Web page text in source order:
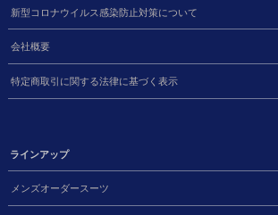
新型コロナウイルス感染防止対策について
会社概要
特定商取引に関する法律に基づく表示
ラインアップ
メンズオーダースーツ